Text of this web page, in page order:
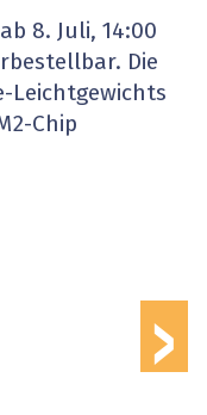
8. Juli, 14:00
Die
Leichtgewichts
Chip
›